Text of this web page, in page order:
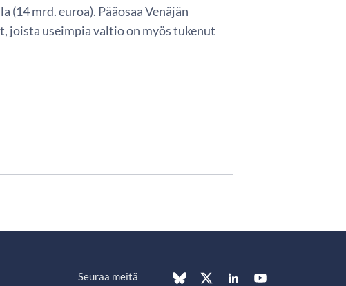
(14 mrd. euroa). Pääosaa Venäjän
useimpia valtio on myös tukenut
Seuraa meitä